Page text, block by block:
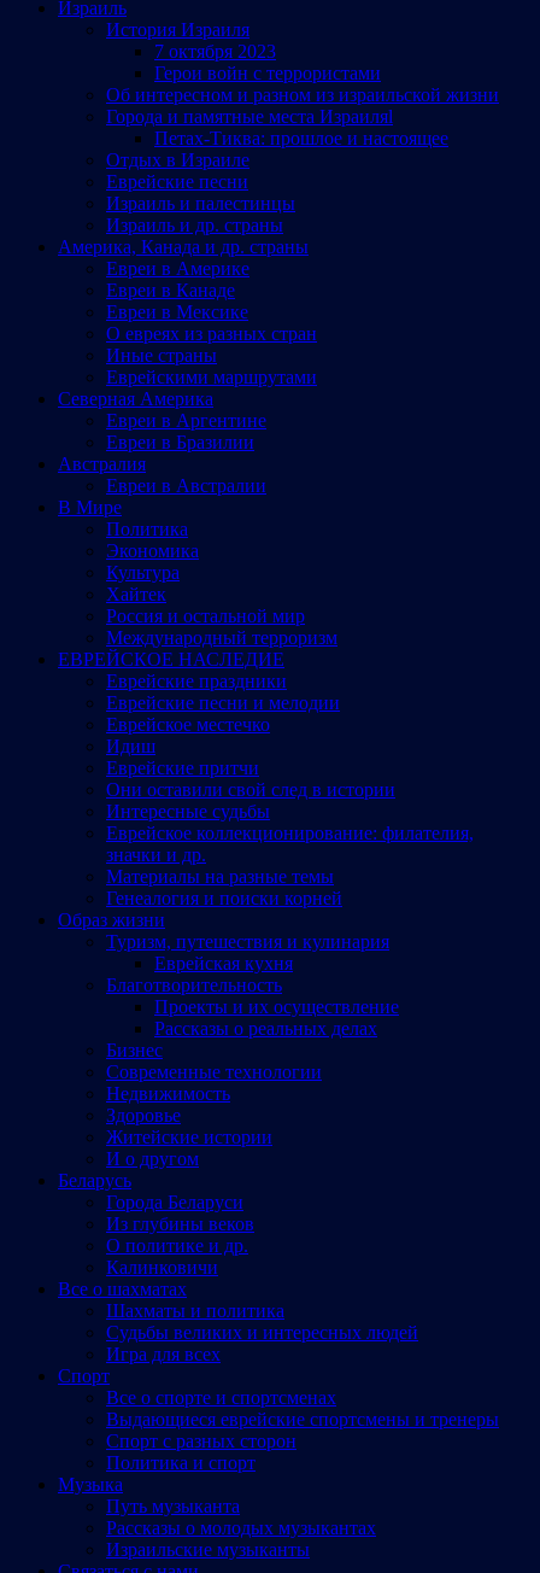
Израиль
История Израиля
7 октября 2023
Герои войн с террористами
Об интересном и разном из израильской жизни
Города и памятные места Израиляl
Петах-Тиква: прошлое и настоящее
Отдых в Израиле
Еврейские песни
Израиль и палестинцы
Израиль и др. страны
Америка, Канада и др. страны
Евреи в Америке
Евреи в Канаде
Евреи в Мексике
О евреях из разных стран
Иные страны
Еврейскими маршрутами
Северная Америка
Евреи в Аргентине
Евреи в Бразилии
Австралия
Евреи в Австралии
В Мире
Политика
Экономика
Культура
Хайтек
Россия и остальной мир
Международный терроризм
ЕВРЕЙСКОЕ НАСЛЕДИЕ
Еврейские праздники
Еврейские песни и мелодии
Еврейское местечко
Идиш
Еврейские притчи
Они оставили свой след в истории
Интересные судьбы
Еврейское коллекционирование: филателия,
значки и др.
Материалы на разные темы
Генеалогия и поиски корней
Образ жизни
Туризм, путешествия и кулинария
Еврейская кухня
Благотворительность
Проекты и их осуществление
Рассказы о реальных делах
Бизнес
Современные технологии
Недвижимость
Здоровье
Житейские истории
И о другом
Беларусь
Города Беларуси
Из глубины веков
О политике и др.
Калинковичи
Все о шахматах
Шахматы и политика
Судьбы великих и интересных людей
Игра для всех
Спорт
Все о спорте и спортсменах
Выдающиеся еврейские спортсмены и тренеры
Спорт с разных сторон
Политика и спорт
Музыка
Путь музыканта
Рассказы о молодых музыкантах
Израильские музыканты